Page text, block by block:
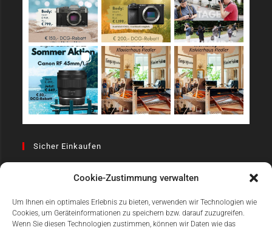
Cookie-Zustimmung verwalten
Um Ihnen ein optimales Erlebnis zu bieten, verwenden wir Technologien wie
Cookies, um Geräteinformationen zu speichern bzw. darauf zuzugreifen.
Wenn Sie diesen Technologien zustimmen, können wir Daten wie das
Sicher Einkaufen